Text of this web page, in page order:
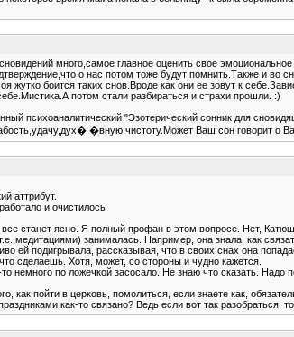
много,самое главное оценить свое
о нас потом тоже будут помнить.Также и во
боится таких снов.Вроде как они ее зовут к
потом стали разбираться и страхи прошли. :)
психоаналитический "Эзотерический сонник для
�вную чистоту.Может Ваш сон говорит о
аттрибут.
и очистилось
станет ясно. Я полный профан в этом вопросе. Нет,
медитациями) занималась. Например, она знала, как
ей подигрывала, рассказывая, что в своих снах она
сделаешь. Хотя, может, со стороны и чудно кажется.
немного по ложечкой засосало. Не знаю что сказать. Надо
как пойти в церковь, помолиться, если знаете как,
как-то связано? Ведь если вот так разобраться, то